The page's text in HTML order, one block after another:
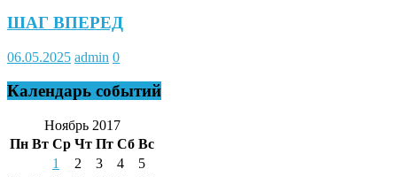
ШАГ ВПЕРЕД
06.05.2025 admin 0
Календарь событий
Ноябрь 2017
Пн Вт Ср Чт Пт Сб Вс
1
2 3 4
5